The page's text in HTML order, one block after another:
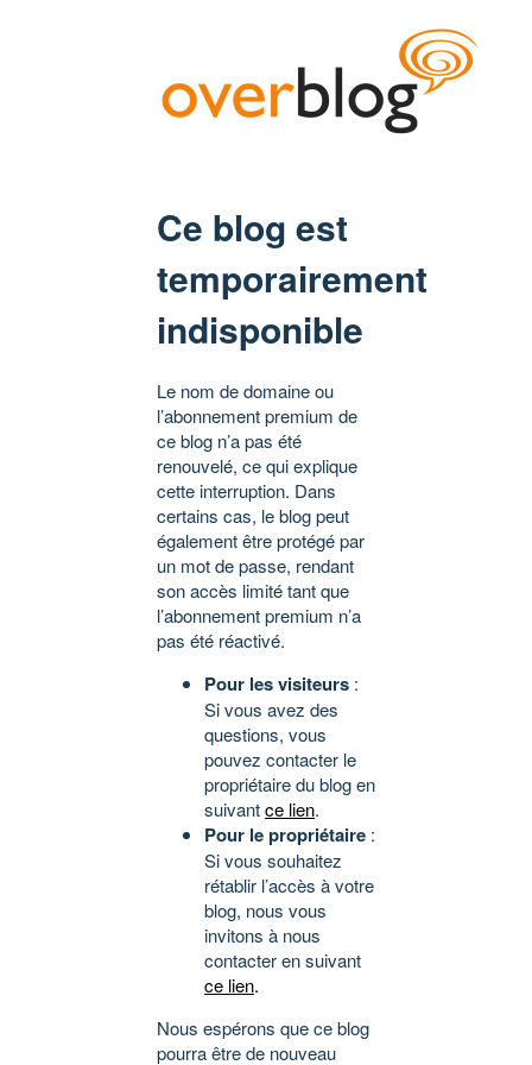
Ce blog est
temporairement
indisponible
Le nom de domaine ou
l’abonnement premium de
ce blog n’a pas été
renouvelé, ce qui explique
cette interruption. Dans
certains cas, le blog peut
également être protégé par
un mot de passe, rendant
son accès limité tant que
l’abonnement premium n’a
pas été réactivé.
Pour les visiteurs :
Si vous avez des
questions, vous
pouvez contacter le
propriétaire du blog en
suivantce lien.
Pour le propriétaire :
Si vous souhaitez
rétablir l’accès à votre
blog, nous vous
invitons à nous
contacter en suivant
ce lien.
Nous espérons que ce blog
pourra être de nouveau